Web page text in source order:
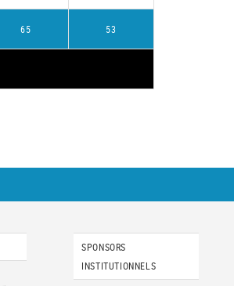
65 53
SPONSORS
INSTITUTIONNELS